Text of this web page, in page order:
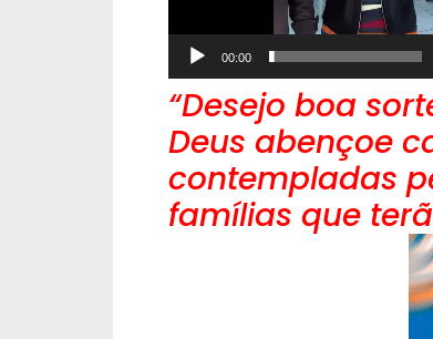
00:00
“Desejo boa
Deus abençoe
contempladas
famílias que